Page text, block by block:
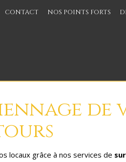
CONTACT NOS POINTS FORTS
de
locaux grâce à nos services de